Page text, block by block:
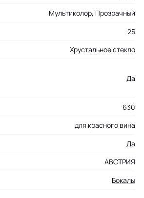
Мультиколор, Прозрачный
25
Хрустальное стекло
Да
630
для красного вина
Да
АВСТРИЯ
Бокалы